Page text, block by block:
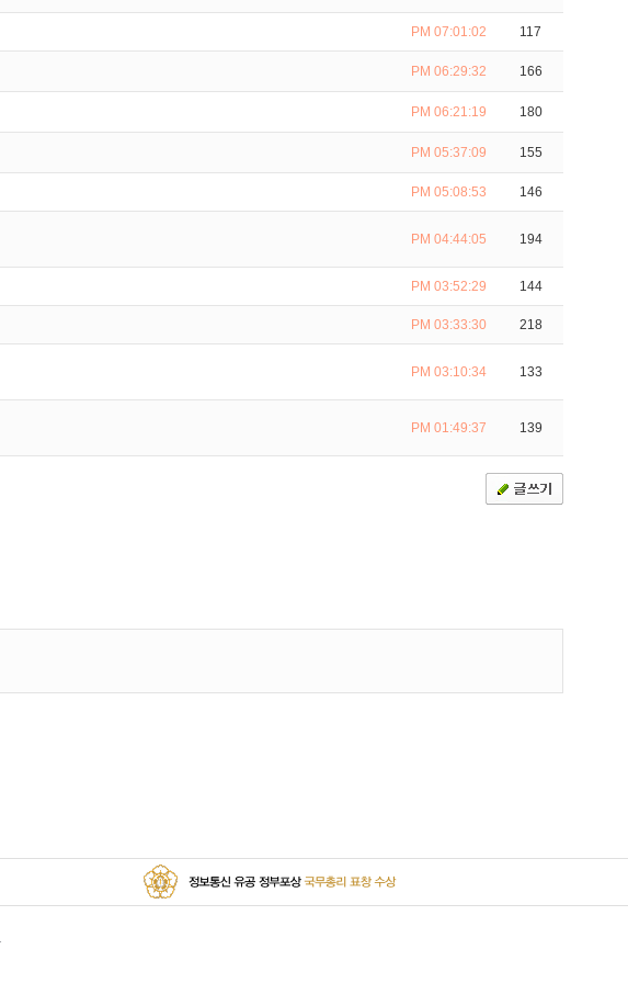
PM 07:01:02 117
PM 06:29:32 166
PM 06:21:19 180
PM 05:37:09 155
PM 05:08:53 146
PM 04:44:05 194
PM 03:52:29 144
PM 03:33:30 218
PM 03:10:34 133
PM 01:49:37 139